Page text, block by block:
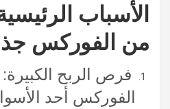
الأسباب
من الفوركس
فرص الربح الكبيرة:
الفوركس أحد